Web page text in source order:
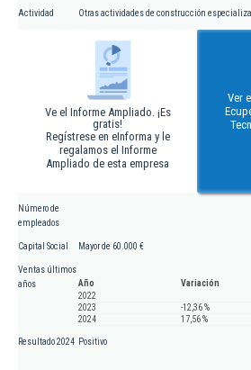
Actividad Otras actividades de construcción
Ve el Informe Ampliado. ¡Es
gratis!
Regístrese en eInforma y le
regalamos el Informe
Ampliado de esta empresa
Ver
Número de
empleados
Capital Social Mayor de 60.000 €
Ventas últimos
años
Año
Variación
2022
2023
-12,36 %
2024
17,56 %
Resultado 2024 Positivo